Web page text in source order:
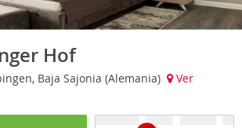
Hof
Baja Sajonia (Alemania)
Ver